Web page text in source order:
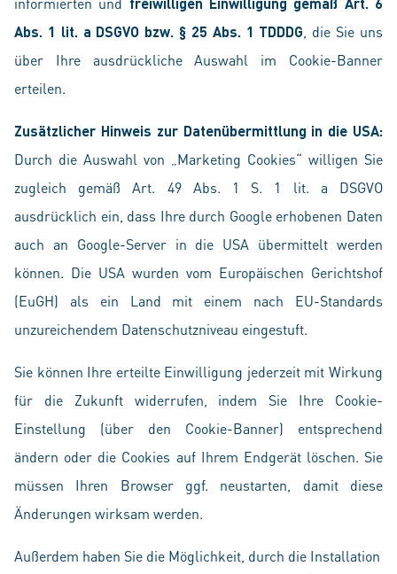
Abs. 1 lit. a DSGVO bzw. § 25 Abs. 1 TDDDG , die Sie uns
über Ihre ausdrückliche Auswahl im Cookie-Banner
erteilen.
Zusätzlicher Hinweis zur Datenübermittlung in die USA:
Durch die Auswahl von „Marketing Cookies“ willigen Sie
zugleich gemäß Art. 49 Abs. 1 S. 1 lit. a DSGVO
ausdrücklich ein, dass Ihre durch Google erhobenen Daten
auch an Google-Server in die USA übermittelt werden
können. Die USA wurden vom Europäischen Gerichtshof
(EuGH) als ein Land mit einem nach EU-Standards
unzureichendem Datenschutzniveau eingestuft.
Sie können Ihre erteilte Einwilligung jederzeit mit Wirkung
für die Zukunft widerrufen, indem Sie Ihre Cookie-
Einstellung (über den Cookie-Banner) entsprechend
ändern oder die Cookies auf Ihrem Endgerät löschen. Sie
müssen Ihren Browser ggf. neustarten, damit diese
Änderungen wirksam werden.
Außerdem haben Sie die Möglichkeit, durch die Installation